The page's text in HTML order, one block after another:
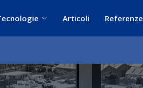
Articoli Referenze